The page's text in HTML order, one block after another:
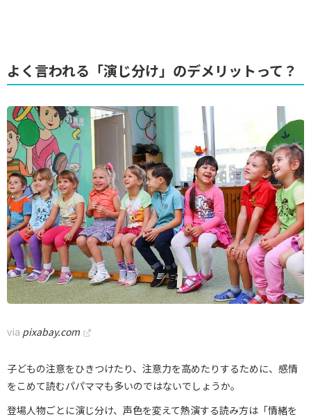
よく言われる「演じ分け」のデメリットって？
via pixabay.com
子どもの注意をひきつけたり、注意力を高めたりするために、感情
をこめて読むパパママも多いのではないでしょうか。
登場人物ごとに演じ分け、声色を変えて熱演する読み方は「情緒を